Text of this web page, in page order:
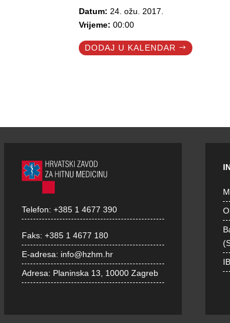
Datum: 24. ožu. 2017.
Vrijeme:00:00
DODAJ U KALENDAR
Telefon: +385 1 4677 390
Faks: +385 1 4677 180
E-adresa: info@hzhm.hr
Adresa: Planinska 13, 10000 Zagreb